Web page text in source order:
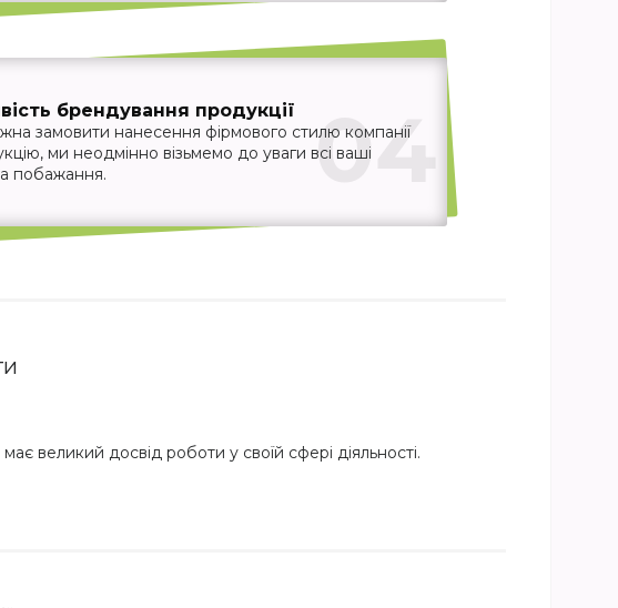
04
брендування продукції
замовити нанесення фірмового стилю компанії
ми неодмінно візьмемо до уваги всі ваші
побажання.
великий досвід роботи у своїй сфері діяльності.